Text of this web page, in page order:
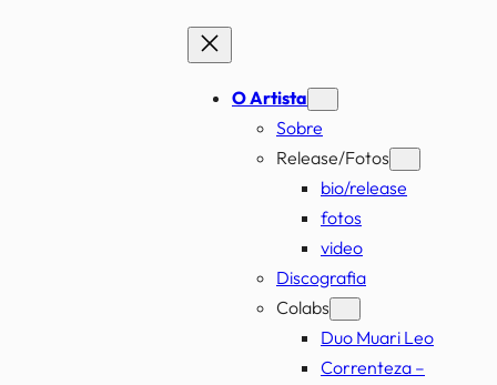
O Artista
Sobre
Release/Fotos
bio/release
fotos
video
Discografia
Colabs
Duo Muari Leo
Correnteza –